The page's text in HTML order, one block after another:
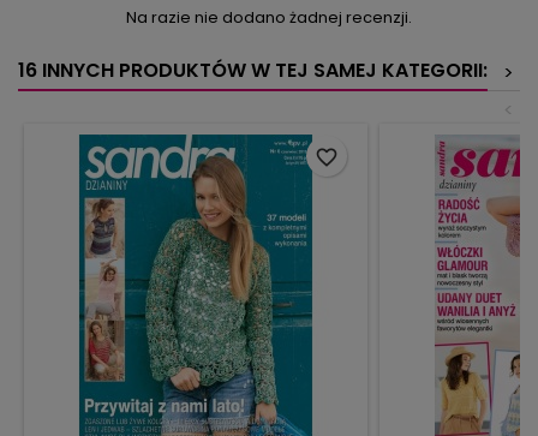
Na razie nie dodano żadnej recenzji.
16 INNYCH PRODUKTÓW W TEJ SAMEJ KATEGORII:
>
<
favorite_border